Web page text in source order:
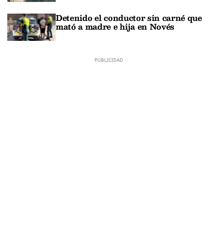
Detenido el conductor sin carné que
mató a madre e hija en Novés